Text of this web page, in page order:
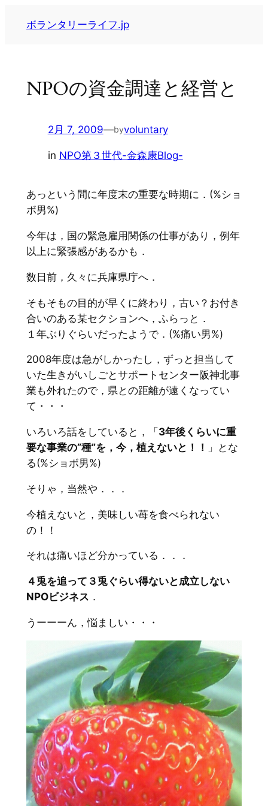
ボランタリーライフ.jp
NPOの資金調達と経営と
2月 7, 2009—byvoluntary
in NPO第３世代-金森康Blog-
あっという間に年度末の重要な時期に．(%ショ
ボ男%)
今年は，国の緊急雇用関係の仕事があり，例年
以上に緊張感があるかも．
数日前，久々に兵庫県庁へ．
そもそもの目的が早くに終わり，古い？お付き
合いのある某セクションへ，ふらっと．
１年ぶりぐらいだったようで．(%痛い男%)
2008年度は急がしかったし，ずっと担当して
いた生きがいしごとサポートセンター阪神北事
業も外れたので，県との距離が遠くなってい
て・・・
いろいろ話をしていると，「 3年後くらいに重
要な事業の”種”を，今，植えないと！！
」とな
る(%ショボ男%)
そりゃ，当然や．．．
今植えないと，美味しい苺を食べられない
の！！
それは痛いほど分かっている．．．
４兎を追って３兎ぐらい得ないと成立しない
NPOビジネス ．
うーーーん，悩ましい・・・